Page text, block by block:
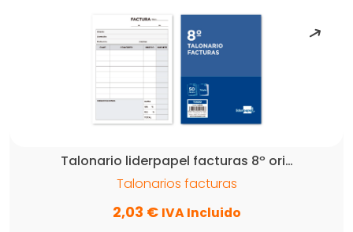
Talonario liderpapel facturas 8º ori…
Talonarios facturas
2,03 € IVA Incluido